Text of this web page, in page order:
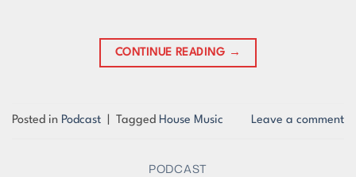
CONTINUE READING →
Posted in Podcast Tagged House Music Leave a comment
PODCAST